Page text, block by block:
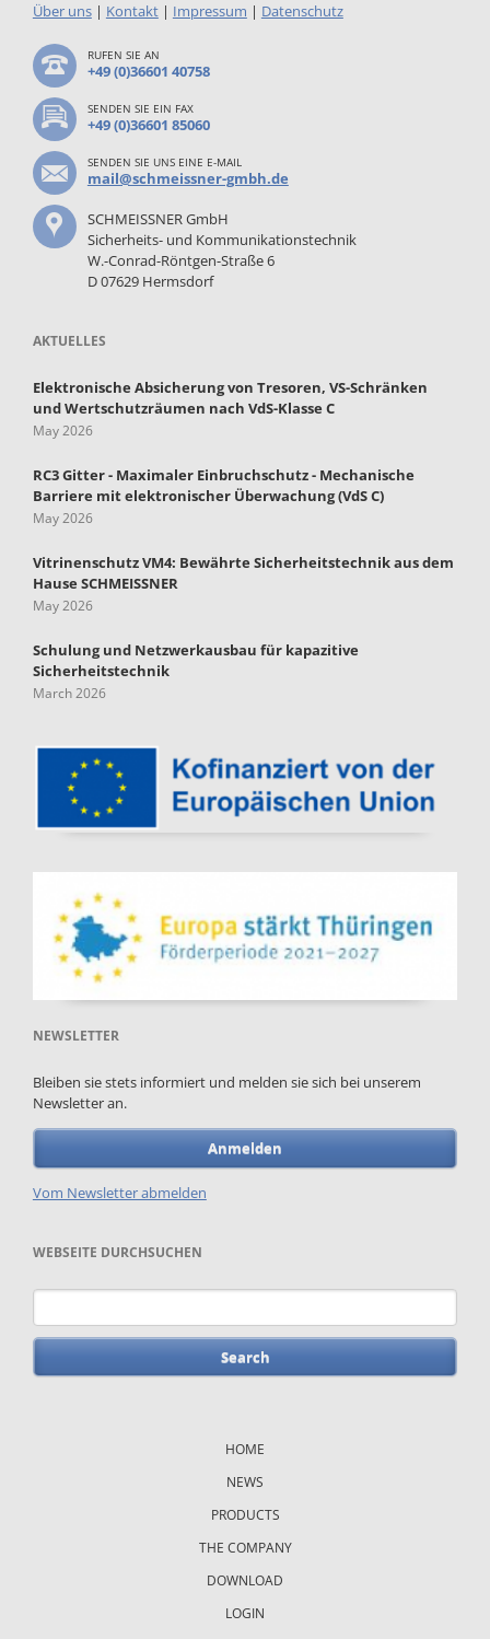
Über uns| Kontakt| Impressum | Datenschutz
RUFEN SIE AN
+49 (0)36601 40758
SENDEN SIE EIN FAX
+49 (0)36601 85060
SENDEN SIE UNS EINE E-MAIL
mail@schmeissner-gmbh.de
SCHMEISSNER GmbH
Sicherheits- und Kommunikationstechnik
W.-Conrad-Röntgen-Straße 6
D 07629 Hermsdorf
AKTUELLES
Elektronische Absicherung von Tresoren, VS-Schränken
und Wertschutzräumen nach VdS-Klasse C
May 2026
RC3 Gitter - Maximaler Einbruchschutz - Mechanische
Barriere mit elektronischer Überwachung (VdS C)
May 2026
Vitrinenschutz VM4: Bewährte Sicherheitstechnik aus dem
Hause SCHMEISSNER
May 2026
Schulung und Netzwerkausbau für kapazitive
Sicherheitstechnik
March 2026
NEWSLETTER
Bleiben sie stets informiert und melden sie sich bei unserem
Newsletter an.
Anmelden
Vom Newsletter abmelden
WEBSEITE DURCHSUCHEN
Keywords
HOME
NEWS
PRODUCTS
THE COMPANY
DOWNLOAD
LOGIN